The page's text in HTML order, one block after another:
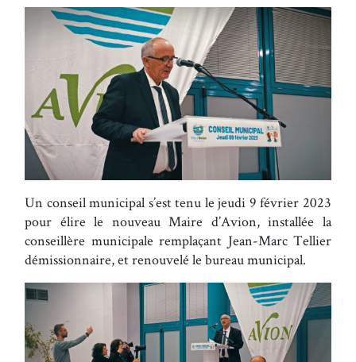
Un conseil municipal s’est tenu le jeudi 9 février 2023
pour élire le nouveau Maire d’Avion, installée la
conseillère municipale remplaçant Jean-Marc Tellier
démissionnaire, et renouvelé le bureau municipal.